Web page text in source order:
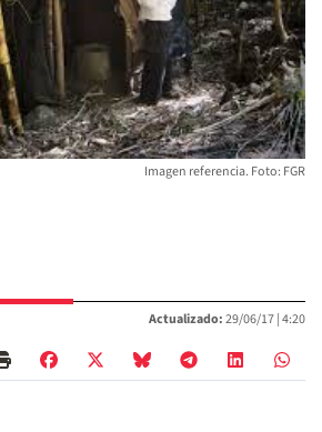
Imagen referencia. Foto: FGR
Actualizado:29/06/17 |4:20